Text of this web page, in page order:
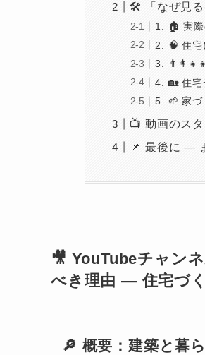
🛠️ 「なぜ見る
1. 🏠 実際
2. 🧠 住宅
3.
4. 🏡 住宅
5. 🌱 家づ
📺 動画のス
📌 最後に —
🎥 YouTubeチャン
べき理由 — 住宅づ
🔎 概要：建築と暮